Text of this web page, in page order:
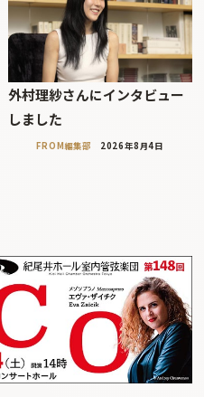
外村理紗さんにインタビュー
しました
FROM編集部 2026年8月4日